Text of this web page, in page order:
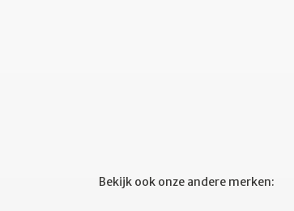
Bekijk ook onze andere merken: